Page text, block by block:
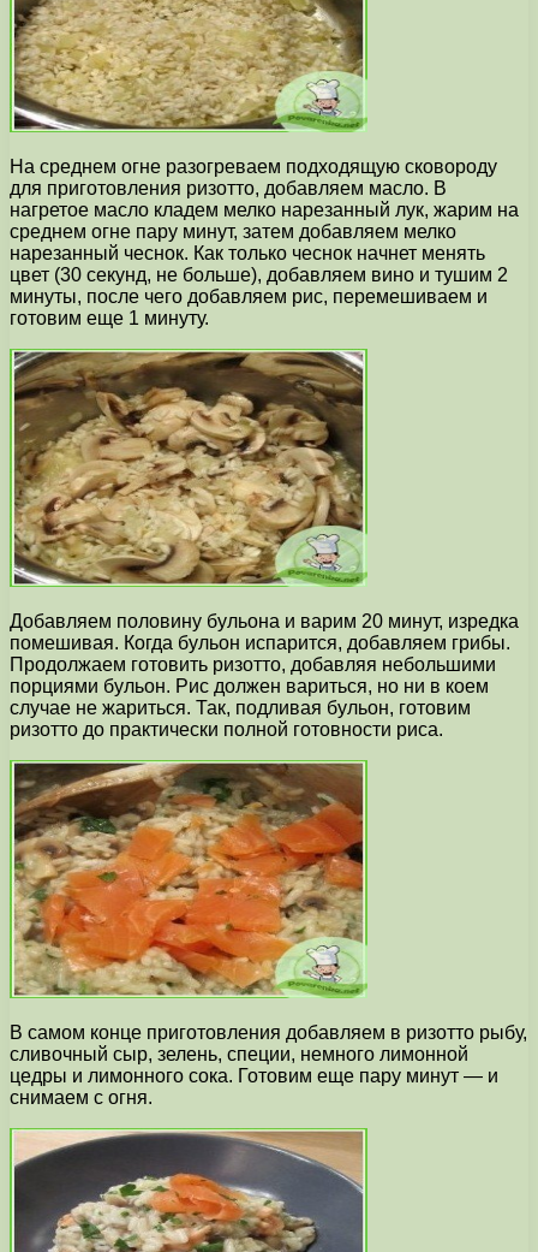
На среднем огне разогреваем подходящую сковороду
для приготовления ризотто, добавляем масло. В
нагретое масло кладем мелко нарезанный лук, жарим на
среднем огне пару минут, затем добавляем мелко
нарезанный чеснок. Как только чеснок начнет менять
цвет (30 секунд, не больше), добавляем вино и тушим 2
минуты, после чего добавляем рис, перемешиваем и
готовим еще 1 минуту.
Добавляем половину бульона и варим 20 минут, изредка
помешивая. Когда бульон испарится, добавляем грибы.
Продолжаем готовить ризотто, добавляя небольшими
порциями бульон. Рис должен вариться, но ни в коем
случае не жариться. Так, подливая бульон, готовим
ризотто до практически полной готовности риса.
В самом конце приготовления добавляем в ризотто рыбу,
сливочный сыр, зелень, специи, немного лимонной
цедры и лимонного сока. Готовим еще пару минут — и
снимаем с огня.